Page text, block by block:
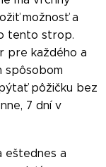
možnosť a
tento strop.
pre každého a
spôsobom
pôžičku bez
7 dní v
eštednes a